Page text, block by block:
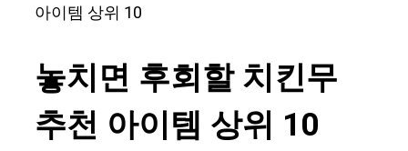
아이템 상위 10
놓치면 후회할 치킨무
추천 아이템 상위 10